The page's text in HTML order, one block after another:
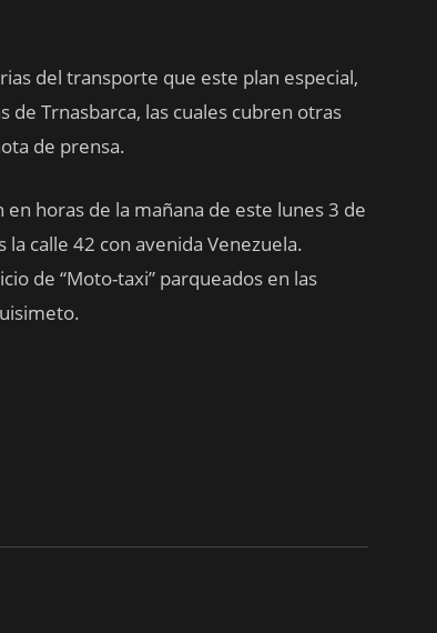
del transporte que este plan especial,
de Trnasbarca, las cuales cubren otras
de prensa.
horas de la mañana de este lunes 3 de
calle 42 con avenida Venezuela.
de “Moto-taxi” parqueados en las